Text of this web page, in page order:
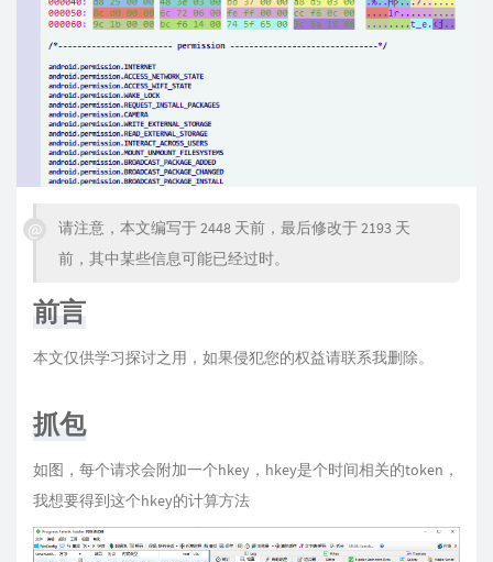
请注意，本文编写于 2448 天前，最后修改于 2193 天
前，其中某些信息可能已经过时。
前言
本文仅供学习探讨之用，如果侵犯您的权益请联系我删除。
抓包
如图，每个请求会附加一个hkey，hkey是个时间相关的token，
我想要得到这个hkey的计算方法